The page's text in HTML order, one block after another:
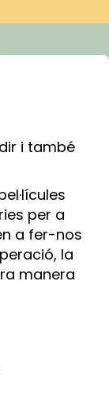
i també
per a
a fer-nos
la
manera